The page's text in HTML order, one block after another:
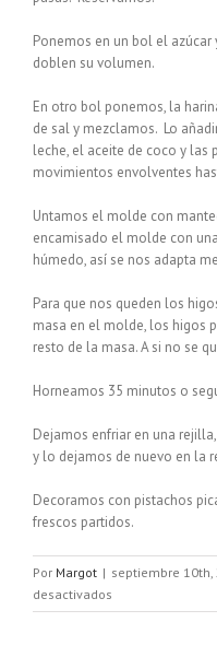
Ponemos en un bol el
doblen su volumen.
En otro bol ponemos, la
de sal y mezclamos. Lo
leche, el aceite de coco y las
movimientos envolventes
Untamos el molde con
encamisado el molde con
húmedo, así se nos adapta
Para que nos queden los
masa en el molde, los higos
resto de la masa. A si no se
Horneamos 35 minutos o
Dejamos enfriar en una
y lo dejamos de nuevo en la
Decoramos con pistachos
frescos partidos.
Por Margot | septiembre 10th,
desactivados
Bizcocho